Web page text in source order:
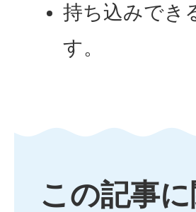
持ち込みでき
す。
この記事